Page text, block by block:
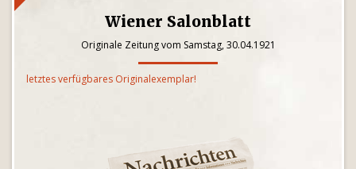
Wiener Salonblatt
Originale Zeitung vom Samstag, 30.04.1921
letztes verfügbares Originalexemplar!